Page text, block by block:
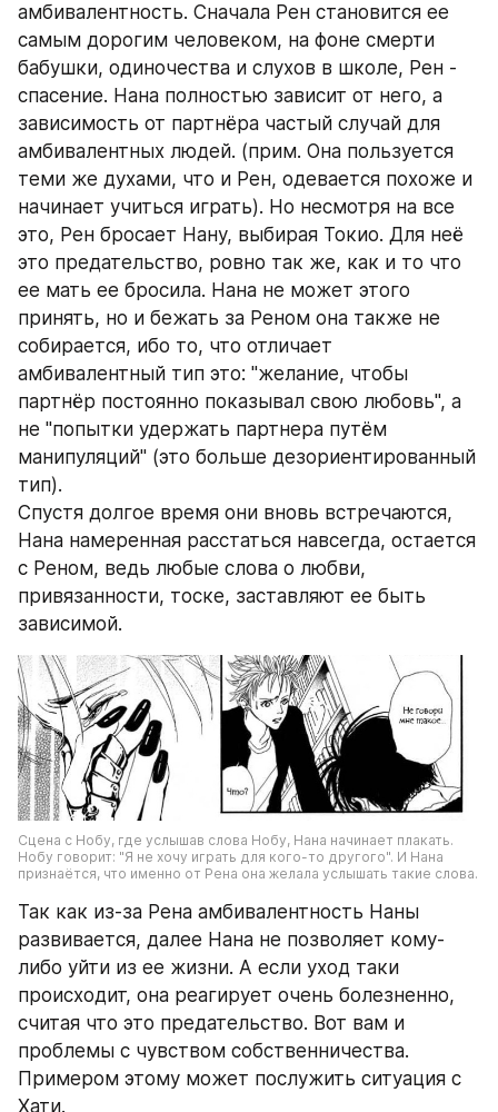
амбивалентность. Сначала Рен становится ее
самым дорогим человеком, на фоне смерти
бабушки, одиночества и слухов в школе, Рен -
спасение. Нана полностью зависит от него, а
зависимость от партнёра частый случай для
амбивалентных людей. (прим. Она пользуется
теми же духами, что и Рен, одевается похоже и
начинает учиться играть). Но несмотря на все
это, Рен бросает Нану, выбирая Токио. Для неё
это предательство, ровно так же, как и то что
ее мать ее бросила. Нана не может этого
принять, но и бежать за Реном она также не
собирается, ибо то, что отличает
амбивалентный тип это: "желание, чтобы
партнёр постоянно показывал свою любовь", а
не "попытки удержать партнера путём
манипуляций" (это больше дезориентированный
тип).
Спустя долгое время они вновь встречаются,
Нана намеренная расстаться навсегда, остается
с Реном, ведь любые слова о любви,
привязанности, тоске, заставляют ее быть
зависимой.
Сцена с Нобу, где услышав слова Нобу, Нана начинает плакать.
Нобу говорит: "Я не хочу играть для кого-то другого". И Нана
Так как из-за Рена амбивалентность Наны
развивается, далее Нана не позволяет кому-
либо уйти из ее жизни. А если уход таки
происходит, она реагирует очень болезненно,
считая что это предательство. Вот вам и
проблемы с чувством собственничества.
Примером этому может послужить ситуация с
Хати.